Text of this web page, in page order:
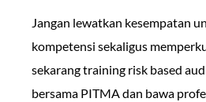
Jangan lewatkan kesempatan
kompetensi sekaligus
sekarang training risk based
bersama PITMA dan bawa